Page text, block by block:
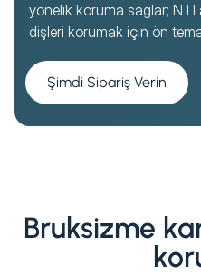
yönelik koruma sağlar; NTI
dişleri korumak için ön
Şimdi Sipariş Verin
Bruksizme